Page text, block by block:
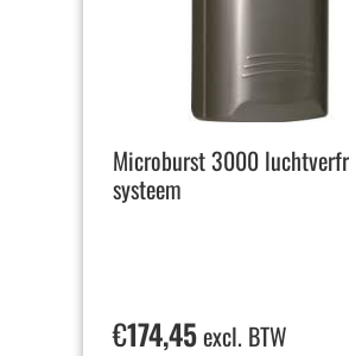
Microburst 3000
systeem
€174,45excl. BTW